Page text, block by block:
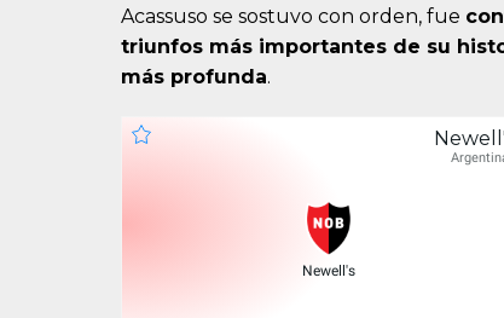
Acassuso se sostuvo con orden, fue
triunfos más importantes de su
más profunda.
Newell's